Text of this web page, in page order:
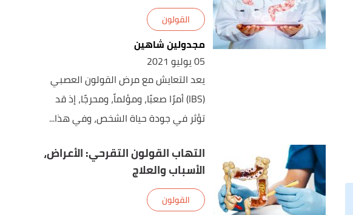
القولون
مجدولين شاهين
05 يوليو 2021
يعد التعايش مع مرض القولون العصبي
(IBS) أمرًا صعبًا، ومؤلماً، ومحرجًا، إذ قد
تؤثر في جودة حياة الشخص، وفي هذا...
التهاب القولون التقرحي: الأعراض،
الأسباب والعلاج
القولون